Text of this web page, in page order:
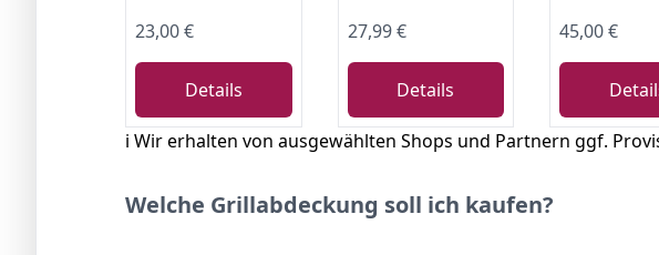
23,00 €
Details
27,99 €
Details
45,00 €
ℹ️ Wir erhalten von ausgewählten Shops und Partnern ggf.
Welche Grillabdeckung soll ich kaufen?